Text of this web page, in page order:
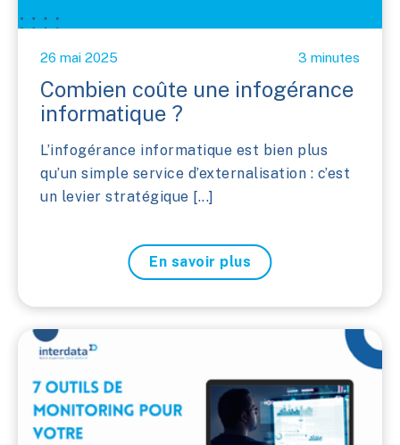
26 mai 2025 3 minutes
Combien coûte une infogérance
informatique ?
L’infogérance informatique est bien plus
qu’un simple service d’externalisation : c’est
un levier stratégique [...]
En savoir plus